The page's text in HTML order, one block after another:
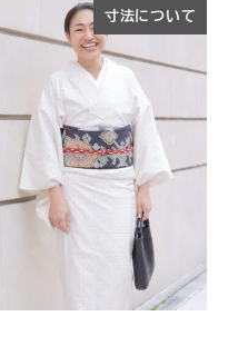
寸法について